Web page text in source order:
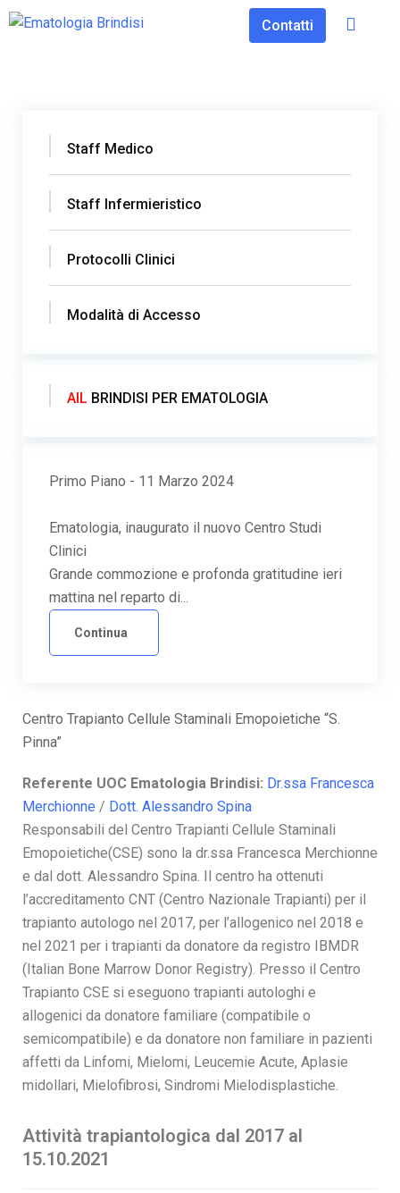
Contatti
Staff Medico
Staff Infermieristico
Protocolli Clinici
Modalità di Accesso
AIL BRINDISI PER EMATOLOGIA
Primo Piano - 11 Marzo 2024
Ematologia, inaugurato il nuovo Centro Studi
Clinici
Grande commozione e profonda gratitudine ieri
mattina nel reparto di...
Continua
Centro Trapianto Cellule Staminali Emopoietiche “S.
Pinna”
Referente UOC Ematologia Brindisi: Dr.ssa Francesca
Merchionne / Dott. Alessandro Spina
Responsabili del Centro Trapianti Cellule Staminali
Emopoietiche(CSE) sono la dr.ssa Francesca Merchionne
e dal dott. Alessandro Spina. Il centro ha ottenuti
l’accreditamento CNT (Centro Nazionale Trapianti) per il
trapianto autologo nel 2017, per l’allogenico nel 2018 e
nel 2021 per i trapianti da donatore da registro IBMDR
(Italian Bone Marrow Donor Registry). Presso il Centro
Trapianto CSE si eseguono trapianti autologhi e
allogenici da donatore familiare (compatibile o
semicompatibile) e da donatore non familiare in pazienti
affetti da Linfomi, Mielomi, Leucemie Acute, Aplasie
midollari, Mielofibrosi, Sindromi Mielodisplastiche.
Attività trapiantologica dal 2017 al
15.10.2021